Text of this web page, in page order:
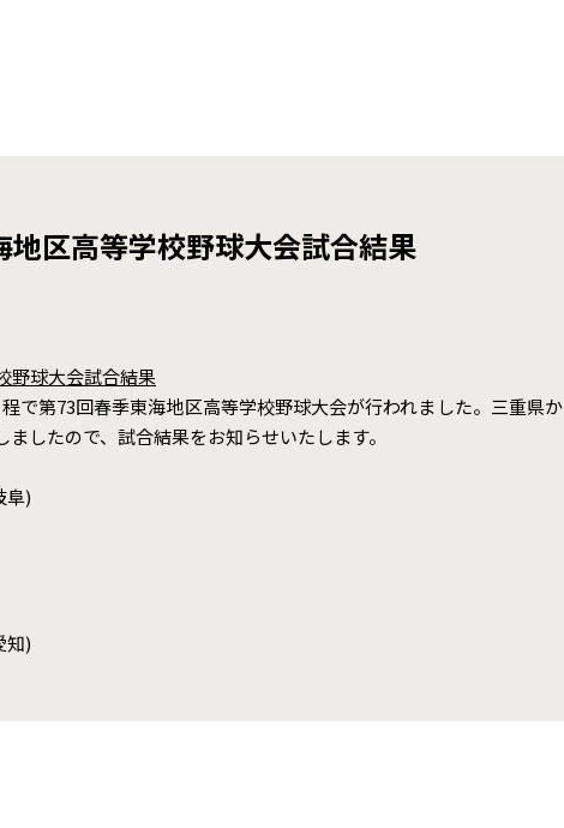
区高等学校野球大会試合結果
野球大会試合結果
で第73回春季東海地区高等学校野球大会が行われました。三重県か
したので、試合結果をお知らせいたします。
阜)
知)